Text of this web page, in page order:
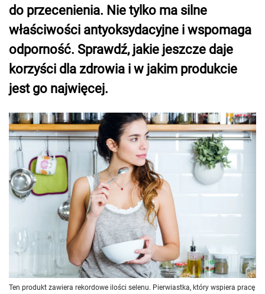
do przecenienia. Nie tylko ma silne
właściwości antyoksydacyjne i wspomaga
odporność. Sprawdź, jakie jeszcze daje
korzyści dla zdrowia i w jakim produkcie
jest go najwięcej.
Ten produkt zawiera rekordowe ilości selenu. Pierwiastka, który wspiera pracę